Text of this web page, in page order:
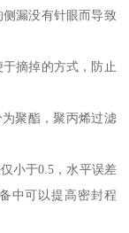
漏没有针眼而导致
摘掉的方式，防止
聚酯，聚丙烯过滤
小于0.5，水平误差
中可以提高密封程